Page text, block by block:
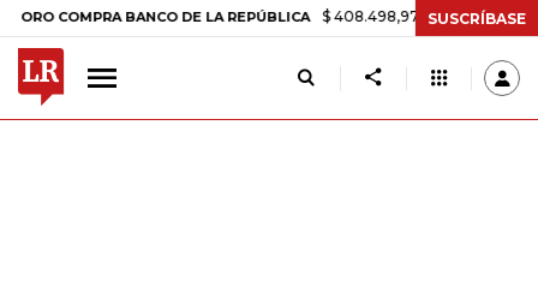
BANCO DE LA REPÚBLICA $ 408.498,97 +$ 8.753,81 +2,19%
SUSCRÍBASE